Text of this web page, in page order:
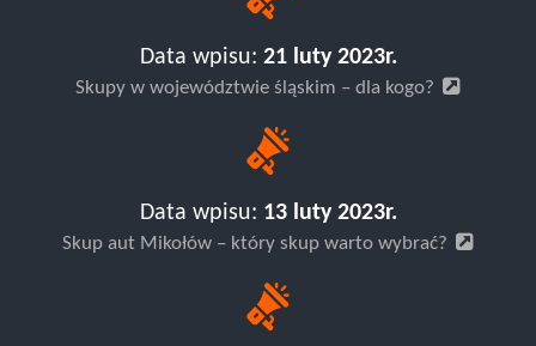
Data wpisu: 21 luty 2023r.
Skupy w województwie śląskim – dla kogo?
Data wpisu: 13 luty 2023r.
Skup aut Mikołów – który skup warto wybrać?